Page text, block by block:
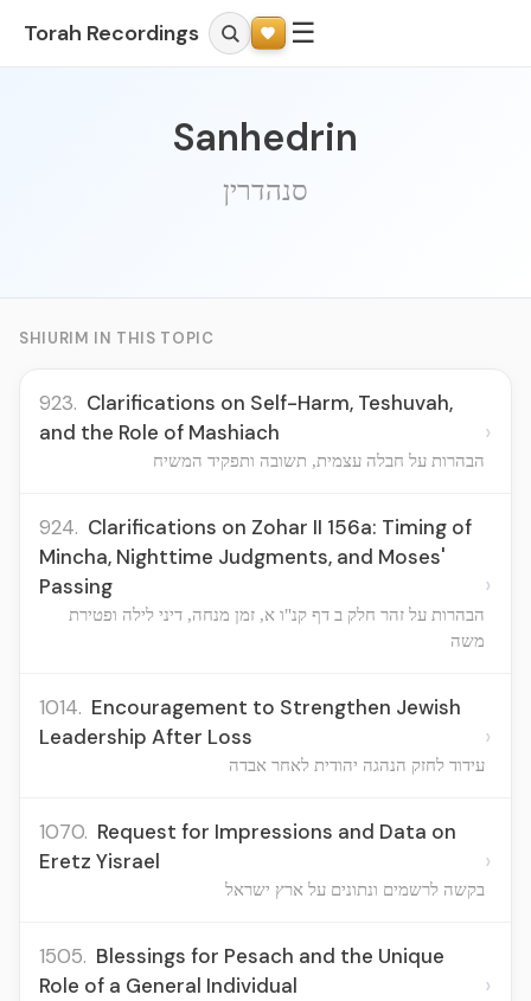
Torah Recordings ☰
Sanhedrin
סנהדרין
SHIURIM IN THIS TOPIC
923. Clarifications on Self-Harm, Teshuvah,
and the Role of Mashiach
הבהרות על חבלה עצמית, תשובה ותפקיד המשיח
›
924. Clarifications on Zohar II 156a: Timing of
Mincha, Nighttime Judgments, and Moses'
Passing
הבהרות על זהר חלק ב דף קנ"ו א, זמן מנחה, דיני לילה ופטירת
משה
›
1014. Encouragement to Strengthen Jewish
Leadership After Loss
עידוד לחזק הנהגה יהודית לאחר אבדה
›
1070. Request for Impressions and Data on
Eretz Yisrael
בקשה לרשמים ונתונים על ארץ ישראל
›
1505. Blessings for Pesach and the Unique
Role of a General Individual
›